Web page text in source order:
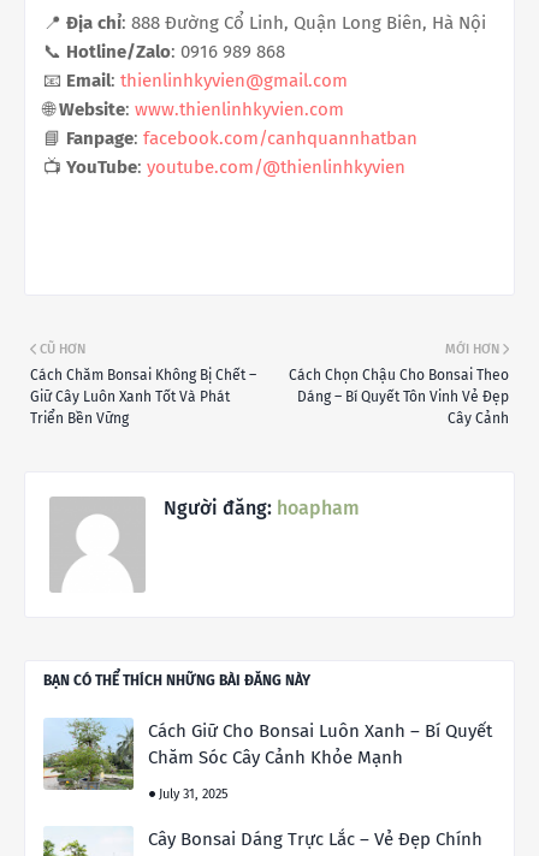
📍 Địa chỉ: 888 Đường Cổ Linh, Quận Long Biên, Hà Nội
📞 Hotline/Zalo: 0916 989 868
📧 Email: thienlinhkyvien@gmail.com
🌐Website: www.thienlinhkyvien.com
📘 Fanpage: facebook.com/canhquannhatban
📺 YouTube: youtube.com/@thienlinhkyvien
MỚI HƠN
Cách Chọn Chậu Cho Bonsai Theo
Dáng – Bí Quyết Tôn Vinh Vẻ Đẹp
Cây Cảnh
CŨ HƠN
Cách Chăm Bonsai Không Bị Chết –
Giữ Cây Luôn Xanh Tốt Và Phát
Triển Bền Vững
Người đăng: hoapham
BẠN CÓ THỂ THÍCH NHỮNG BÀI ĐĂNG NÀY
Cách Giữ Cho Bonsai Luôn Xanh – Bí Quyết
Chăm Sóc Cây Cảnh Khỏe Mạnh
July 31, 2025
Cây Bonsai Dáng Trực Lắc – Vẻ Đẹp Chính